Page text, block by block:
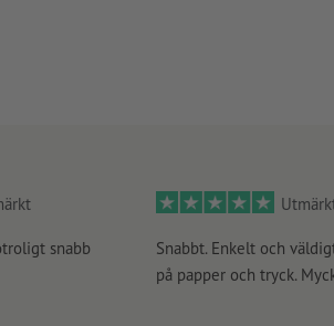
snabb
Snabbt. Enkelt och
på papper och tryck.